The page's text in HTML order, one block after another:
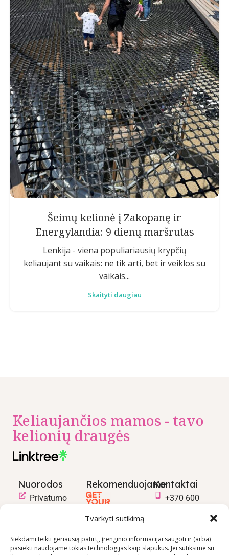
Tvarkyti sutikimą
Siekdami teikti geriausią patirtį, įrenginio informacijai saugoti ir (arba)
pasiekti naudojame tokias technologijas kaip slapukus. Jei sutiksime su
Šeimų kelionė į Zakopanę ir
Energylandia: 9 dienų maršrutas
Lenkija - viena populiariausių krypčių
keliaujant su vaikais: ne tik arti, bet ir veiklos su
vaikais...
Skaityti daugiau
Keliaujančios mamos - tavo
kelionių draugės
Nuorodos
Privatumo
pirkimo –
pardavimo
RekomenduojameKontaktai
+370 600